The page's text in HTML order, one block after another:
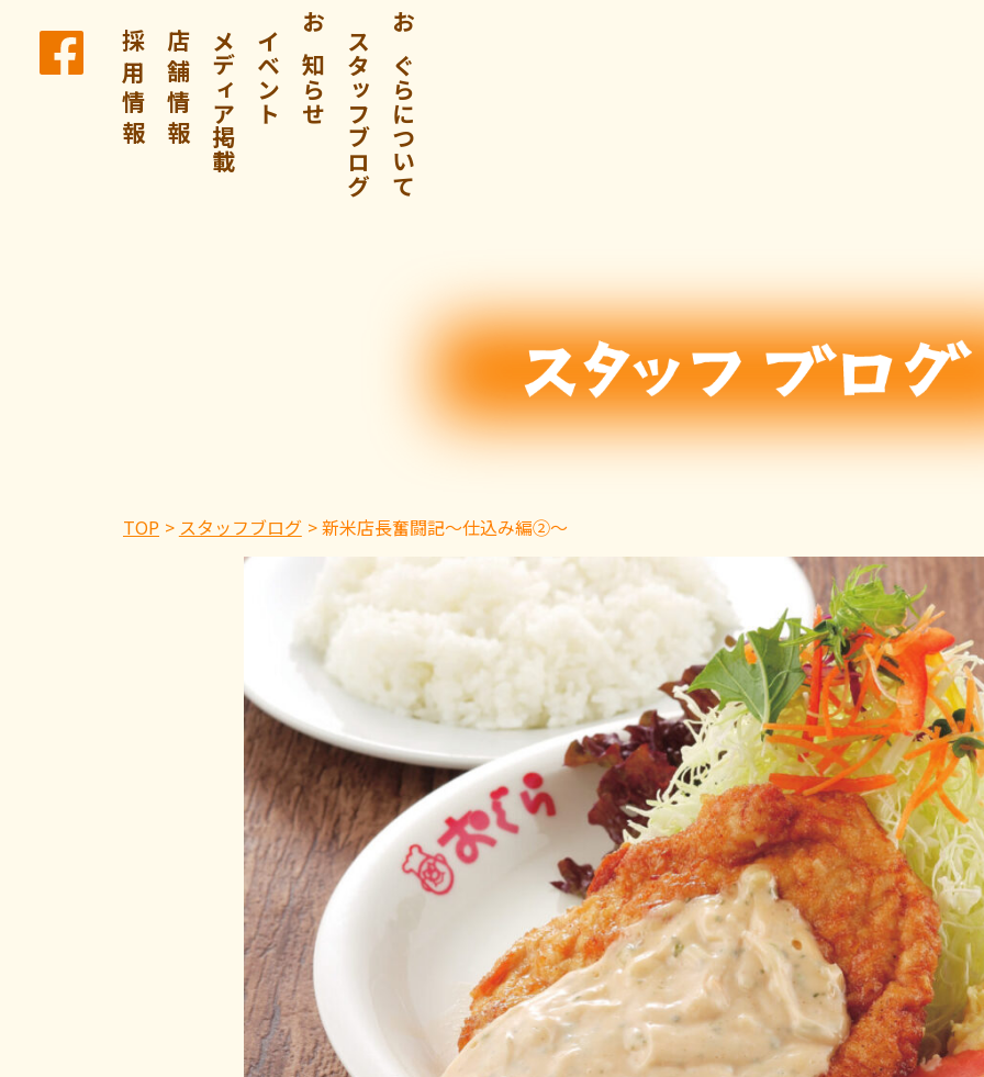
採 用 情 報店 舗 情 報メディア掲載 イベント お知らせ スタッフブログおぐらについて
TOP スタッフブログ 新米店長奮闘記〜仕込み編②〜